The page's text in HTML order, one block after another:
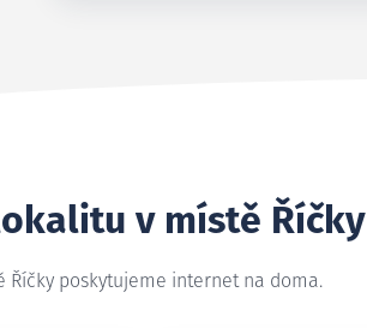
v místě Říčky
Říčky poskytujeme internet na doma.